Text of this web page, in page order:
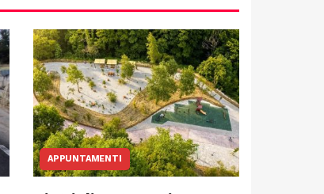
APPUNTAMENTI